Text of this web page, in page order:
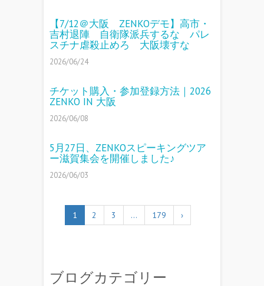
【7/12＠大阪 ZENKOデモ】高市・
吉村退陣 自衛隊派兵するな パレ
スチナ虐殺止めろ 大阪壊すな
2026/06/24
チケット購入・参加登録方法｜2026
ZENKO IN 大阪
2026/06/08
5月27日、ZENKOスピーキングツア
ー滋賀集会を開催しました♪
2026/06/03
1 2 3 … 179 ›
ブログカテゴリー